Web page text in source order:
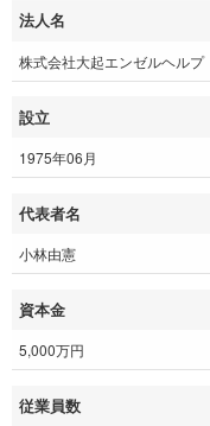
法人名
株式会社大起エンゼルヘルプ
設立
1975年06月
代表者名
小林由憲
資本金
5,000万円
従業員数